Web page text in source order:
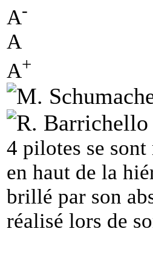
A-
A
A+
4 pilotes se
en haut de la
brillé par son
réalisé lors de